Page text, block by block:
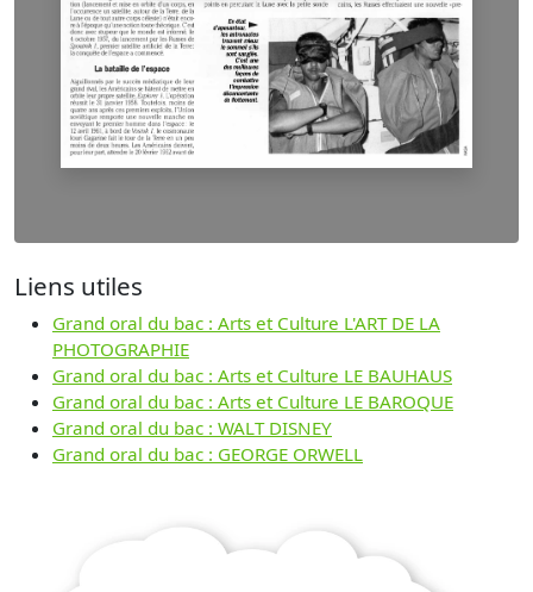
Liens utiles
Grand oral du bac : Arts et Culture L'ART DE LA
PHOTOGRAPHIE
Grand oral du bac : Arts et Culture LE BAUHAUS
Grand oral du bac : Arts et Culture LE BAROQUE
Grand oral du bac : WALT DISNEY
Grand oral du bac : GEORGE ORWELL